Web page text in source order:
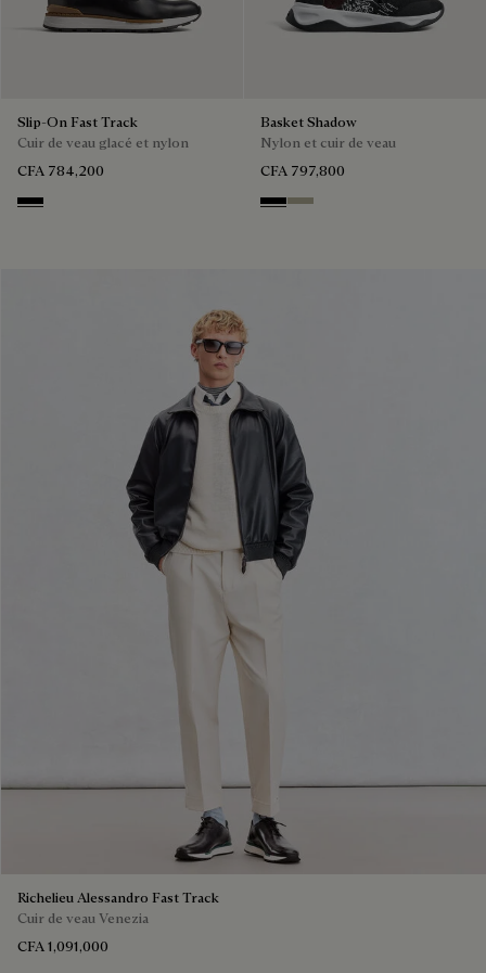
Slip-On Fast Track
Cuir de veau glacé et nylon
CFA 784,200
NERO
Basket Shadow
Nylon et cuir de veau
CFA 797,800
BlackLight Kaki
Richelieu Alessandro Fast Track
Cuir de veau Venezia
CFA 1,091,000